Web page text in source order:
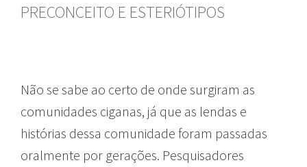
PRECONCEITO E ESTERIÓTIPOS
Não se sabe ao certo de onde surgiram as
comunidades ciganas, já que as lendas e
histórias dessa comunidade foram passadas
oralmente por gerações. Pesquisadores